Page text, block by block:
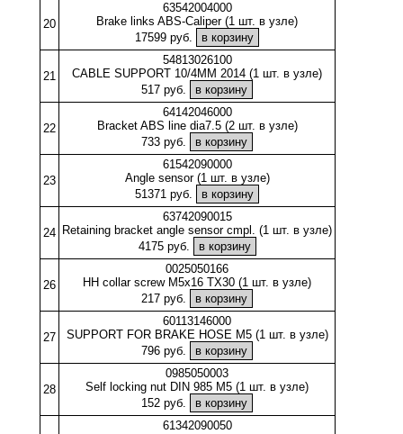
20
63542004000
Brake links ABS-Caliper (1 шт. в узле)
17599 руб.
21
54813026100
CABLE SUPPORT 10/4MM 2014 (1 шт. в узле)
517 руб.
22
64142046000
Bracket ABS line dia7.5 (2 шт. в узле)
733 руб.
23
61542090000
Angle sensor (1 шт. в узле)
51371 руб.
24
63742090015
Retaining bracket angle sensor cmpl. (1 шт. в узле)
4175 руб.
26
0025050166
HH collar screw M5x16 TX30 (1 шт. в узле)
217 руб.
27
60113146000
SUPPORT FOR BRAKE HOSE M5 (1 шт. в узле)
796 руб.
28
0985050003
Self locking nut DIN 985 M5 (1 шт. в узле)
152 руб.
61342090050